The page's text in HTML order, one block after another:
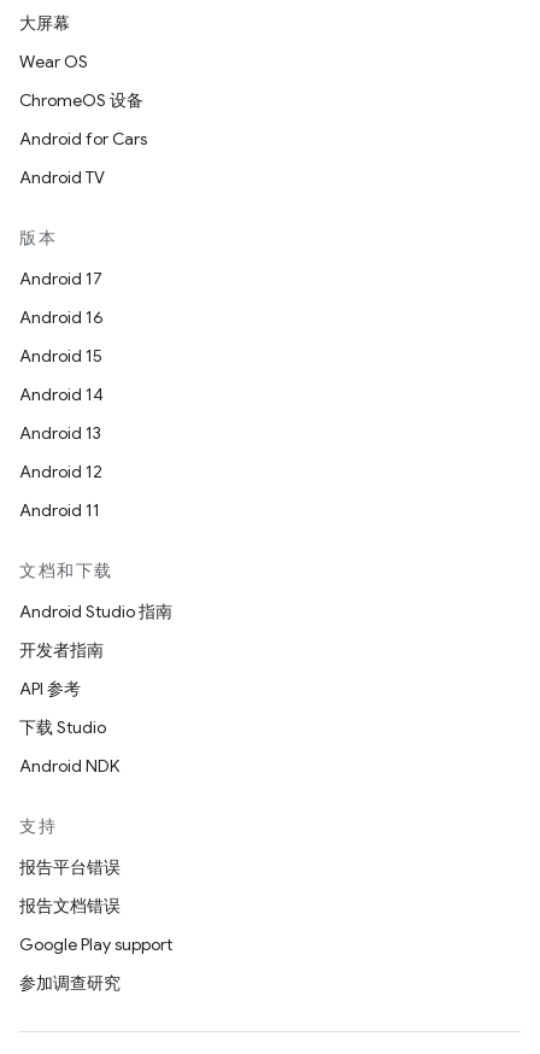
大屏幕
Wear OS
ChromeOS 设备
Android for Cars
Android TV
版本
Android 17
Android 16
Android 15
Android 14
Android 13
Android 12
Android 11
文档和下载
Android Studio 指南
开发者指南
API 参考
下载 Studio
Android NDK
支持
报告平台错误
报告文档错误
Google Play support
参加调查研究